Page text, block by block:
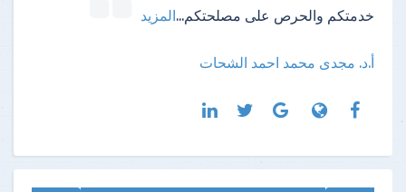
خدمتكم والحرص على مصلحتكم...المزيد
أ.د. مجدى محمد احمد الشحات